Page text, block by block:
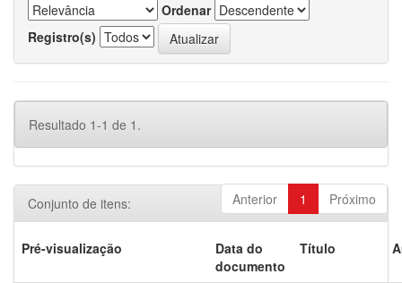
Ordenar
Registro(s)
Resultado 1-1 de 1.
Anterior 1 Próximo
Conjunto de itens:
Pré-visualização
Data do
documento
Título